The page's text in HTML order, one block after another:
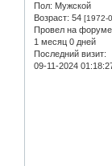
Пол: Мужской
Возраст: 54 [1972-
Провел на
1 месяц 0 дней
Последний визит:
09-11-2024